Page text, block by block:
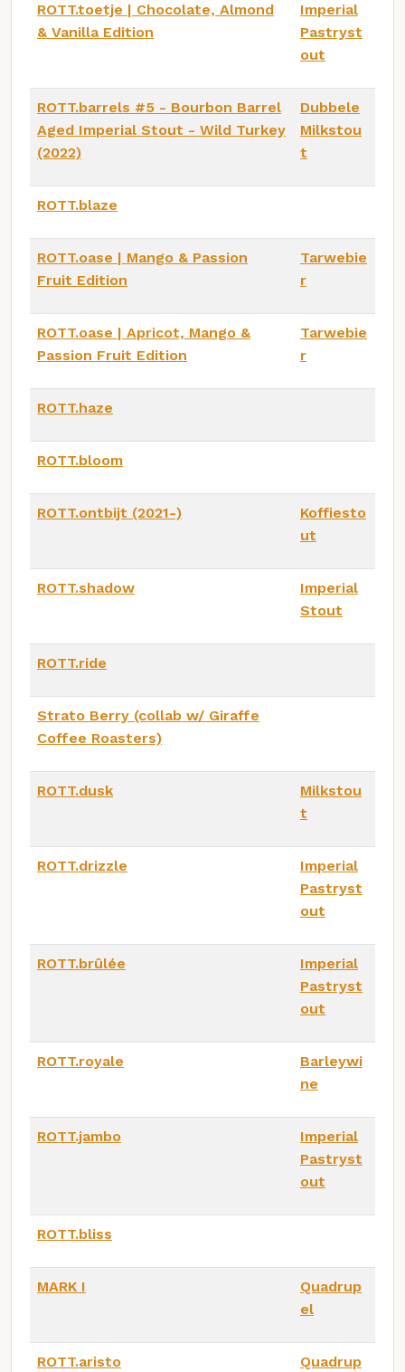
ROTT.toetje | Chocolate, Almond
& Vanilla Edition
Imperial
Pastryst
out
ROTT.barrels #5 - Bourbon Barrel
Aged Imperial Stout - Wild Turkey
(2022)
Dubbele
Milkstou
t
ROTT.blaze
ROTT.oase | Mango & Passion
Fruit Edition
Tarwebie
r
ROTT.oase | Apricot, Mango &
Passion Fruit Edition
Tarwebie
r
ROTT.haze
ROTT.bloom
ROTT.ontbijt (2021-)
Koffiesto
ut
ROTT.shadow
Imperial
Stout
ROTT.ride
Strato Berry (collab w/ Giraffe
Coffee Roasters)
ROTT.dusk
Milkstou
t
ROTT.drizzle
Imperial
Pastryst
out
ROTT.brûlée
Imperial
Pastryst
out
ROTT.royale
Barleywi
ne
ROTT.jambo
Imperial
Pastryst
out
ROTT.bliss
MARK I
Quadrup
el
ROTT.aristo
Quadrup